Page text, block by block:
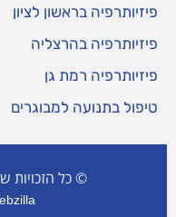
פיזיותרפיה בראשון לציון
פיזיותרפיה בהרצליה
פיזיותרפיה רמת גן
טיפול בתנועה למבוגרים
©כל הזכויות